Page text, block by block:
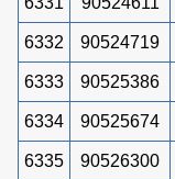
6332 90524719
6333 90525386
6334 90525674
6335 90526300